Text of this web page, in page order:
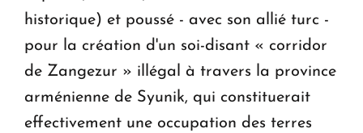
historique) et poussé - avec son allié turc -
pour la création d'un soi-disant « corridor
de Zangezur » illégal à travers la province
arménienne de Syunik, qui constituerait
effectivement une occupation des terres